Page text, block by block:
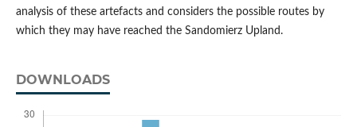
analysis of these artefacts and considers the possible routes by
which they may have reached the Sandomierz Upland.
DOWNLOADS